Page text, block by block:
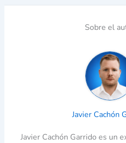
Sobre el
Javier Cachón
Javier Cachón Garrido es un